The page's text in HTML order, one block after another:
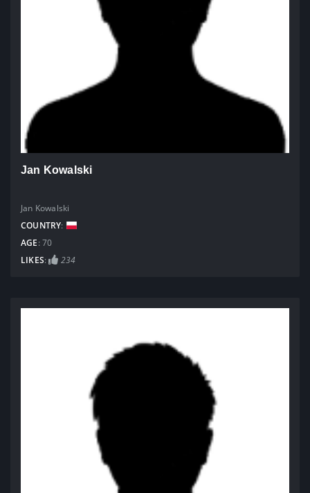
Jan Kowalski
Jan Kowalski
COUNTRY:
AGE: 70
LIKES: 234